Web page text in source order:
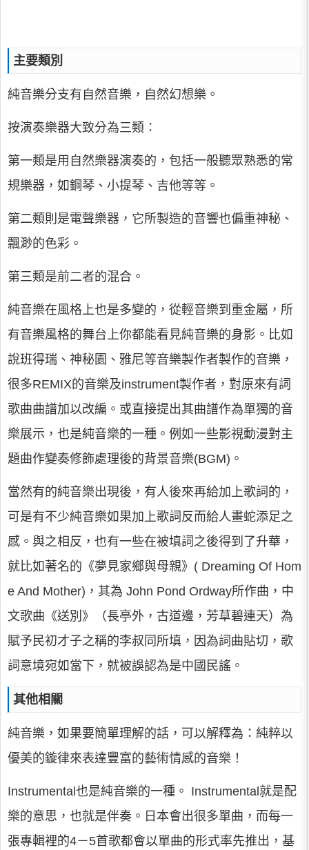
主要類別
純音樂分支有自然音樂，自然幻想樂。
按演奏樂器大致分為三類：
第一類是用自然樂器演奏的，包括一般聽眾熟悉的常
規樂器，如鋼琴、小提琴、吉他等等。
第二類則是電聲樂器，它所製造的音響也偏重神秘、
飄渺的色彩。
第三類是前二者的混合。
純音樂在風格上也是多變的，從輕音樂到重金屬，所
有音樂風格的舞台上你都能看見純音樂的身影。比如
說班得瑞、神秘園、雅尼等音樂製作者製作的音樂，
很多REMIX的音樂及instrument製作者，對原來有詞
歌曲曲譜加以改編。或直接提出其曲譜作為單獨的音
樂展示，也是純音樂的一種。例如一些影視動漫對主
題曲作變奏修飾處理後的背景音樂(BGM)。
當然有的純音樂出現後，有人後來再給加上歌詞的，
可是有不少純音樂如果加上歌詞反而給人畫蛇添足之
感。與之相反，也有一些在被填詞之後得到了升華，
就比如著名的《夢見家鄉與母親》( Dreaming Of Hom
e And Mother)，其為 John Pond Ordway所作曲，中
文歌曲《送別》（長亭外，古道邊，芳草碧連天）為
賦予民初才子之稱的李叔同所填，因為詞曲貼切，歌
詞意境宛如當下，就被誤認為是中國民謠。
其他相關
純音樂，如果要簡單理解的話，可以解釋為：純粹以
優美的鏇律來表達豐富的藝術情感的音樂！
Instrumental也是純音樂的一種。 Instrumental就是配
樂的意思，也就是伴奏。日本會出很多單曲，而每一
張專輯裡的4－5首歌都會以單曲的形式率先推出，基